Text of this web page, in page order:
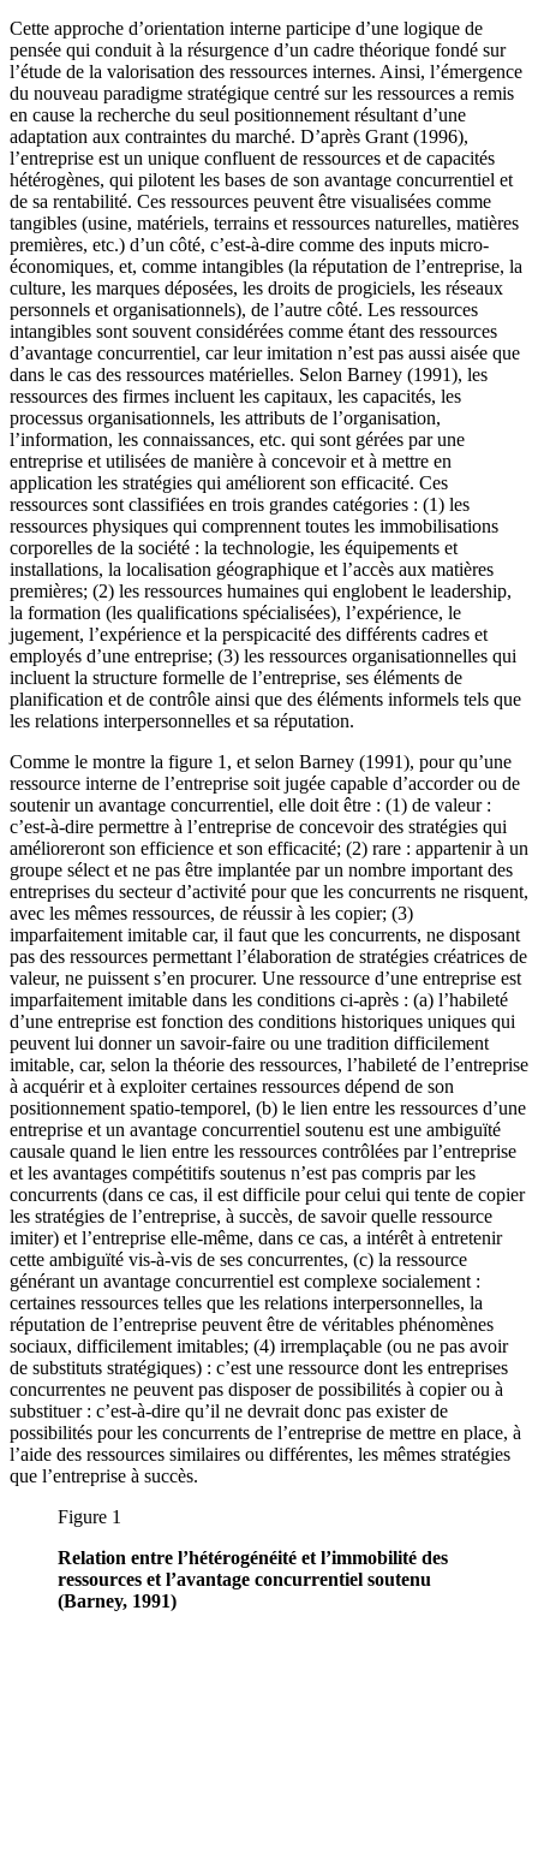
Cette approche d’orientation interne participe d’une logique de
pensée qui conduit à la résurgence d’un cadre théorique fondé sur
l’étude de la valorisation des ressources internes. Ainsi, l’émergence
du nouveau paradigme stratégique centré sur les ressources a remis
en cause la recherche du seul positionnement résultant d’une
adaptation aux contraintes du marché. D’après Grant (1996),
l’entreprise est un unique confluent de ressources et de capacités
hétérogènes, qui pilotent les bases de son avantage concurrentiel et
de sa rentabilité. Ces ressources peuvent être visualisées comme
tangibles (usine, matériels, terrains et ressources naturelles, matières
premières, etc.) d’un côté, c’est-à-dire comme des inputs micro-
économiques, et, comme intangibles (la réputation de l’entreprise, la
culture, les marques déposées, les droits de progiciels, les réseaux
personnels et organisationnels), de l’autre côté. Les ressources
intangibles sont souvent considérées comme étant des ressources
d’avantage concurrentiel, car leur imitation n’est pas aussi aisée que
dans le cas des ressources matérielles. Selon Barney (1991), les
ressources des firmes incluent les capitaux, les capacités, les
processus organisationnels, les attributs de l’organisation,
l’information, les connaissances, etc. qui sont gérées par une
entreprise et utilisées de manière à concevoir et à mettre en
application les stratégies qui améliorent son efficacité. Ces
ressources sont classifiées en trois grandes catégories : (1) les
ressources physiques qui comprennent toutes les immobilisations
corporelles de la société : la technologie, les équipements et
installations, la localisation géographique et l’accès aux matières
premières; (2) les ressources humaines qui englobent le leadership,
la formation (les qualifications spécialisées), l’expérience, le
jugement, l’expérience et la perspicacité des différents cadres et
employés d’une entreprise; (3) les ressources organisationnelles qui
incluent la structure formelle de l’entreprise, ses éléments de
planification et de contrôle ainsi que des éléments informels tels que
les relations interpersonnelles et sa réputation.
Comme le montre la figure 1, et selon Barney (1991), pour qu’une
ressource interne de l’entreprise soit jugée capable d’accorder ou de
soutenir un avantage concurrentiel, elle doit être : (1) de valeur :
c’est-à-dire permettre à l’entreprise de concevoir des stratégies qui
amélioreront son efficience et son efficacité; (2) rare : appartenir à un
groupe sélect et ne pas être implantée par un nombre important des
entreprises du secteur d’activité pour que les concurrents ne risquent,
avec les mêmes ressources, de réussir à les copier; (3)
imparfaitement imitable car, il faut que les concurrents, ne disposant
pas des ressources permettant l’élaboration de stratégies créatrices de
valeur, ne puissent s’en procurer. Une ressource d’une entreprise est
imparfaitement imitable dans les conditions ci-après : (a) l’habileté
d’une entreprise est fonction des conditions historiques uniques qui
peuvent lui donner un savoir-faire ou une tradition difficilement
imitable, car, selon la théorie des ressources, l’habileté de l’entreprise
à acquérir et à exploiter certaines ressources dépend de son
positionnement spatio-temporel, (b) le lien entre les ressources d’une
entreprise et un avantage concurrentiel soutenu est une ambiguïté
causale quand le lien entre les ressources contrôlées par l’entreprise
et les avantages compétitifs soutenus n’est pas compris par les
concurrents (dans ce cas, il est difficile pour celui qui tente de copier
les stratégies de l’entreprise, à succès, de savoir quelle ressource
imiter) et l’entreprise elle-même, dans ce cas, a intérêt à entretenir
cette ambiguïté vis-à-vis de ses concurrentes, (c) la ressource
générant un avantage concurrentiel est complexe socialement :
certaines ressources telles que les relations interpersonnelles, la
réputation de l’entreprise peuvent être de véritables phénomènes
sociaux, difficilement imitables; (4) irremplaçable (ou ne pas avoir
de substituts stratégiques) : c’est une ressource dont les entreprises
concurrentes ne peuvent pas disposer de possibilités à copier ou à
substituer : c’est-à-dire qu’il ne devrait donc pas exister de
possibilités pour les concurrents de l’entreprise de mettre en place, à
l’aide des ressources similaires ou différentes, les mêmes stratégies
que l’entreprise à succès.
Figure 1
Relation entre l’hétérogénéité et l’immobilité des
ressources et l’avantage concurrentiel soutenu
(Barney, 1991)